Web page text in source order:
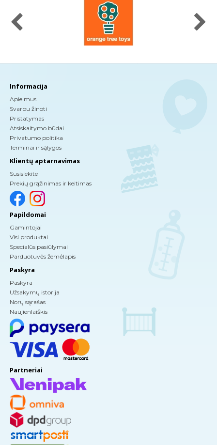
Informacija
Apie mus
Svarbu žinoti
Pristatymas
Atsiskaitymo būdai
Privatumo politika
Terminai ir sąlygos
Klientų aptarnavimas
Susisiekite
Prekių grąžinimas ir keitimas
Papildomai
Gamintojai
Visi produktai
Specialūs pasiūlymai
Parduotuvės žemėlapis
Paskyra
Paskyra
Užsakymų istorija
Norų sąrašas
Naujienlaiškis
Partneriai